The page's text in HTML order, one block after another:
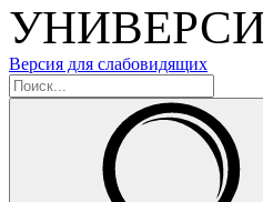
Версия для слабовидящих